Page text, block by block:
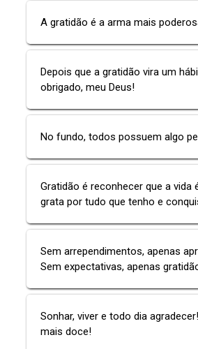
A gratidão é a arma mais
Depois que a gratidão vira um
obrigado, meu Deus!
No fundo, todos possuem algo
Gratidão é reconhecer que a
grata por tudo que tenho e
Sem arrependimentos, apenas
Sem expectativas, apenas
Sonhar, viver e todo dia
mais doce!